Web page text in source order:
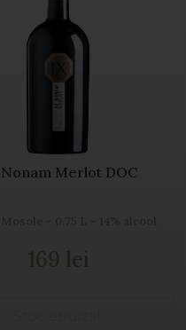
Nonam Merlot DOC
169 lei